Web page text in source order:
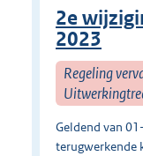
2e
2023
Regeling
Geldend van
terugwerkende